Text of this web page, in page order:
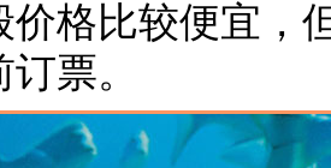
价格比较便宜，
票。